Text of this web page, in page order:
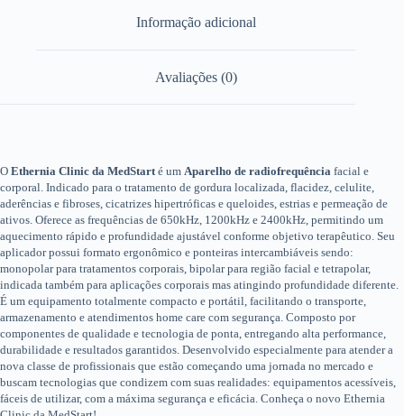
Informação adicional
Avaliações (0)
O Ethernia Clinic da MedStarté um Aparelho de radiofrequência facial e
corporal. Indicado para o tratamento de gordura localizada, flacidez, celulite,
aderências e fibroses, cicatrizes hipertróficas e queloides, estrias e permeação de
ativos. Oferece as frequências de 650kHz, 1200kHz e 2400kHz, permitindo um
aquecimento rápido e profundidade ajustável conforme objetivo terapêutico. Seu
aplicador possui formato ergonômico e ponteiras intercambiáveis sendo:
monopolar para tratamentos corporais, bipolar para região facial e tetrapolar,
indicada também para aplicações corporais mas atingindo profundidade diferente.
É um equipamento totalmente compacto e portátil, facilitando o transporte,
armazenamento e atendimentos home care com segurança. Composto por
componentes de qualidade e tecnologia de ponta, entregando alta performance,
durabilidade e resultados garantidos. Desenvolvido especialmente para atender a
nova classe de profissionais que estão começando uma jornada no mercado e
buscam tecnologias que condizem com suas realidades: equipamentos acessíveis,
fáceis de utilizar, com a máxima segurança e eficácia. Conheça o novo Ethernia